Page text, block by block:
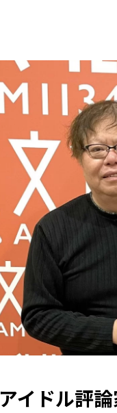
アイドル評